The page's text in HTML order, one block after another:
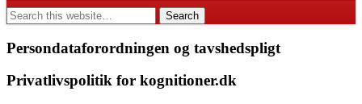
Persondataforordningen og tavshedspligt
Privatlivspolitik for kognitioner.dk